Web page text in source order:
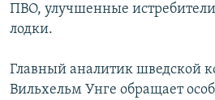
ПВО, улучшенные
лодки.
Главный аналитик шведской
Вильхельм Унге обращает